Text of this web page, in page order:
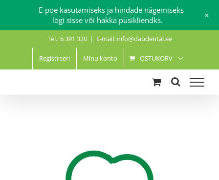
Tel.: 6 391 320 | E-mail: info@dabdental.ee
Registreeri Minu konto OSTUKORV
E-poe kasutamiseks ja hindade nägemiseks
logi sisse või hakka püsikliendks.
+